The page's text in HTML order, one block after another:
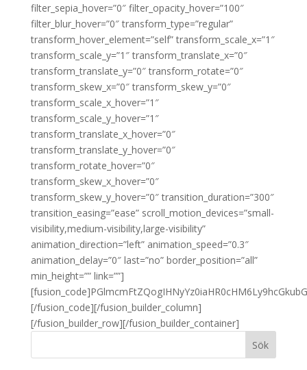
filter_sepia_hover=”0″ filter_opacity_hover=”100″
filter_blur_hover=”0″ transform_type=”regular”
transform_hover_element=”self” transform_scale_x=”1″
transform_scale_y=”1″ transform_translate_x=”0″
transform_translate_y=”0″ transform_rotate=”0″
transform_skew_x=”0″ transform_skew_y=”0″
transform_scale_x_hover=”1″
transform_scale_y_hover=”1″
transform_translate_x_hover=”0″
transform_translate_y_hover=”0″
transform_rotate_hover=”0″
transform_skew_x_hover=”0″
transform_skew_y_hover=”0″ transition_duration=”300″
transition_easing=”ease” scroll_motion_devices=”small-
visibility,medium-visibility,large-visibility”
animation_direction=”left” animation_speed=”0.3″
animation_delay=”0″ last=”no” border_position=”all”
min_height=”” link=””]
[/fusion_code][/fusion_builder_column]
[/fusion_builder_row][/fusion_builder_container]
Sök